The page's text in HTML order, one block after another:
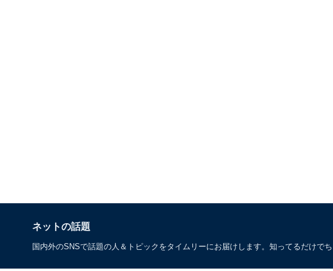
ネットの話題
国内外のSNSで話題の人＆トピックをタイムリーにお届けします。知ってるだけで